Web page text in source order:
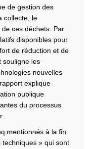
de gestion des
collecte, le
ces déchets. Par
disponibles pour
de réduction et de
souligne les
nouvelles
explique
publique
du processus
mentionnés à la fin
» qui sont